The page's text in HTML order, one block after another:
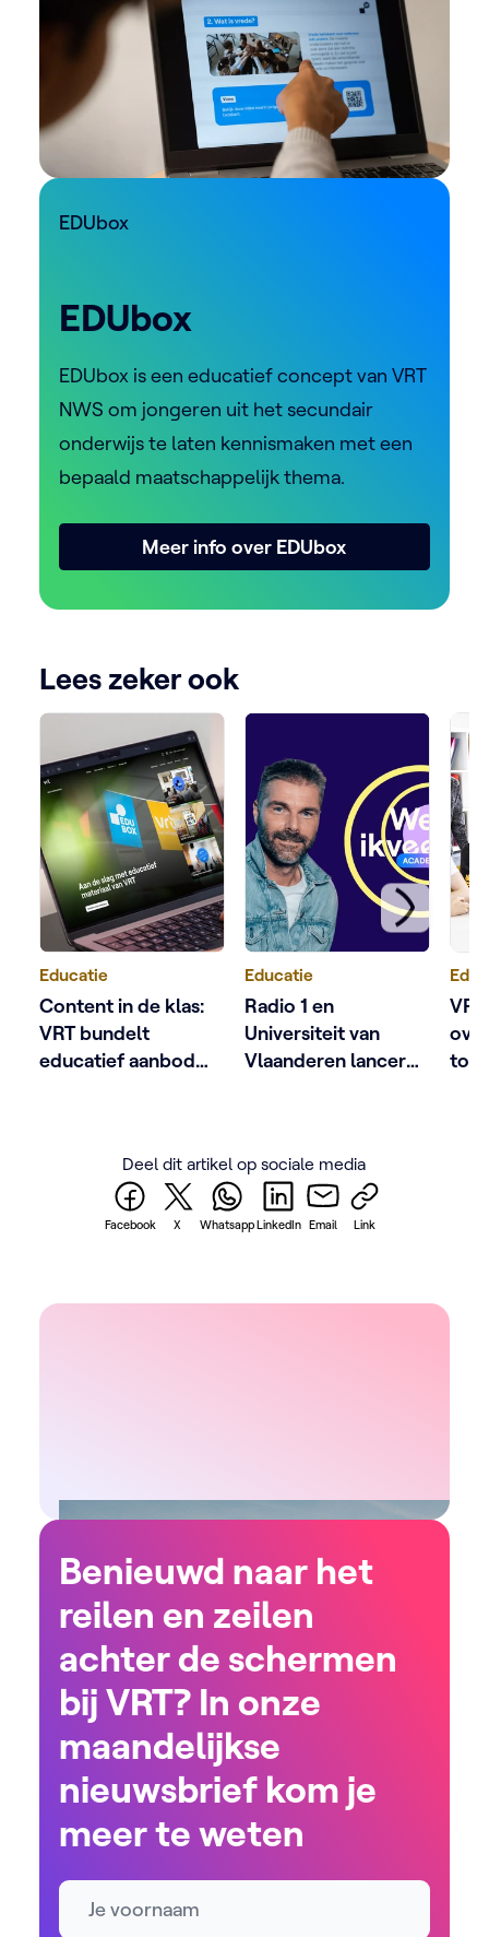
EDUbox
EDUbox
EDUbox is een educatief concept van VRT
NWS om jongeren uit het secundair
onderwijs te laten kennismaken met een
bepaald maatschappelijk thema.
Meer info over EDUbox
Lees zeker ook
Educatie
Content in de klas:
VRT bundelt
educatief aanbod
Educatie
Radio 1 en
Universiteit van
Vlaanderen lanceren
ontmoet
nieuwsgierigheid
over
Deel dit artikel op sociale media
Facebook X WhatsappLinkedIn Email Link
Benieuwd naar het
reilen en zeilen
achter de schermen
bij VRT? In onze
maandelijkse
nieuwsbrief kom je
meer te weten
Naam